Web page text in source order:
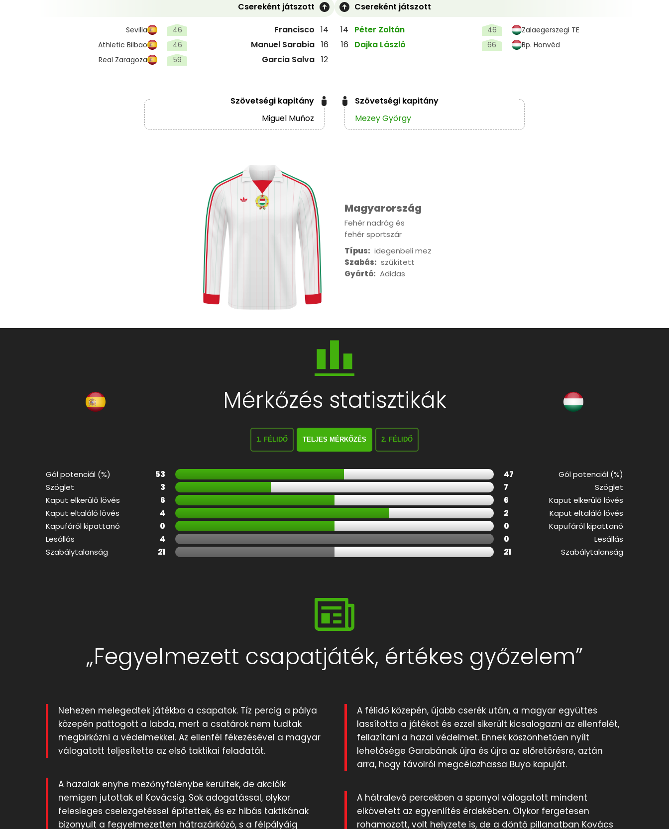
Sevilla
Athletic Bilbao
Real Zaragoza
Csereként játszott
14
Francisco
46
16
Manuel Sarabia
46
12
Garcia Salva
59
Zalaegerszegi TE
Bp. Honvéd
Csereként játszott
14
Péter Zoltán 46
16 Dajka László 66
Szövetségi kapitány
Miguel Muñoz
Szövetségi kapitány
Mezey György
Magyarország
Fehér nadrág és
fehér sportszár
Típus: idegenbeli mez
Szabás: szűkített
Gyártó: Adidas
Mérkőzés statisztikák
1. FÉLIDŐ TELJES MÉRKŐZÉS 2. FÉLIDŐ
Gól potenciál (%)
53
Szöglet
3
Kaput elkerülő lövés
6
Kaput eltaláló lövés
4
Kapufáról kipattanó
0
4
Lesállás
21
Szabálytalanság
47
Gól potenciál (%)
7
Szöglet
6
Kaput elkerülő lövés
2
Kaput eltaláló lövés
0
Kapufáról kipattanó
0
Lesállás
21
Szabálytalanság
„Fegyelmezett csapatjáték, értékes győzelem”
Nehezen melegedtek játékba a csapatok. Tíz percig a pálya
közepén pattogott a labda, mert a csatárok nem tudtak
megbirkózni a védelmekkel. Az ellenfél fékezésével a magyar
válogatott teljesítette az első taktikai feladatát.
A hazaiak enyhe mezőnyfölénybe kerültek, de akcióik
nemigen jutottak el Kovácsig. Sok adogatással, olykor
felesleges cselezgetéssel építettek, és ez hibás taktikának
bizonyult a fegyelmezetten hátrazárkózó, s a félpályáig
A félidő közepén, újabb cserék után, a magyar együttes
lassította a játékot és ezzel sikerült kicsalogazni az ellenfelét,
fellazítani a hazai védelmet. Ennek köszönhetően nyílt
lehetősége Garabának újra és újra az előretörésre, aztán
arra, hogy távolról megcélozhassa Buyo kapuját.
A hátralevő percekben a spanyol válogatott mindent
elkövetett az egyenlítés érdekében. Olykor fergetesen
rohamozott, volt helyzete is, de a döntő pillanatban Kovács